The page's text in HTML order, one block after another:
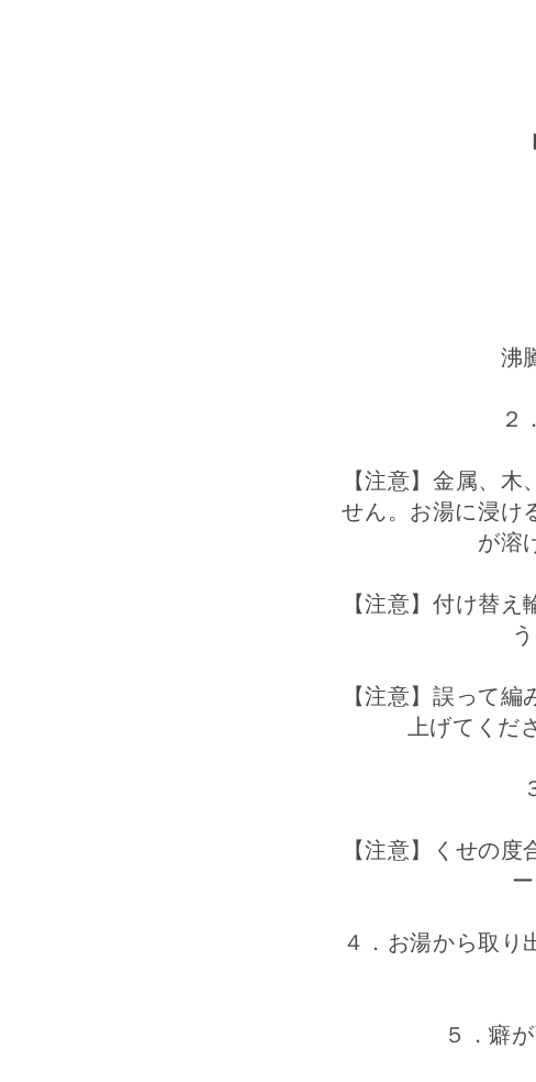
沸
２
【注意】金属、
せん。お湯に浸け
が溶
【注意】付け替
【注意】誤って
上げてくだ
【注意】くせの
４．お湯から取り
５．癖